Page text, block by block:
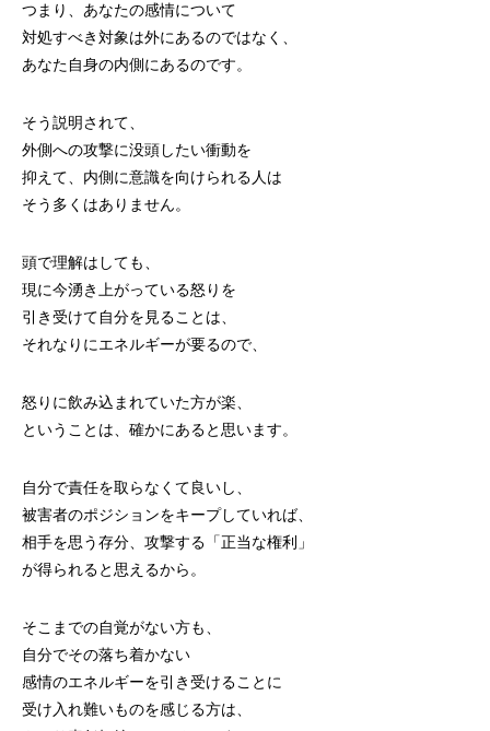
つまり、あなたの感情について
対処すべき対象は外にあるのではなく、
あなた自身の内側にあるのです。
そう説明されて、
外側への攻撃に没頭したい衝動を
抑えて、内側に意識を向けられる人は
そう多くはありません。
頭で理解はしても、
現に今湧き上がっている怒りを
引き受けて自分を見ることは、
それなりにエネルギーが要るので、
怒りに飲み込まれていた方が楽、
ということは、確かにあると思います。
自分で責任を取らなくて良いし、
被害者のポジションをキープしていれば、
相手を思う存分、攻撃する「正当な権利」
が得られると思えるから。
そこまでの自覚がない方も、
自分でその落ち着かない
感情のエネルギーを引き受けることに
受け入れ難いものを感じる方は、